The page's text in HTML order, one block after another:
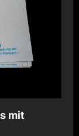
mit